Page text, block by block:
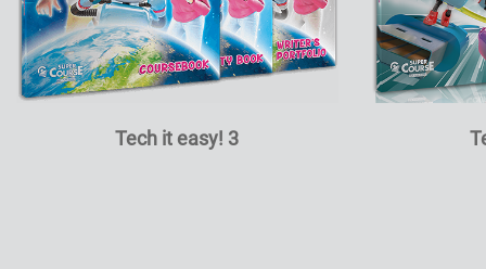
Tech it easy! 3